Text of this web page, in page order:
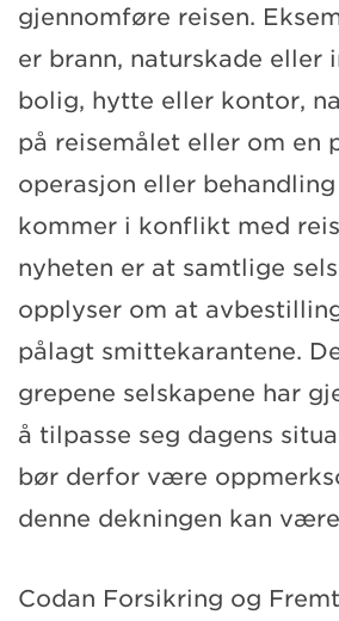
gjennomføre reisen.
er brann, naturskade eller
bolig, hytte eller kontor,
på reisemålet eller om en
operasjon eller
kommer i konflikt med
nyheten er at samtlige
opplyser om at
pålagt smittekarantene.
grepene selskapene har
å tilpasse seg dagens
bør derfor være
denne dekningen kan
Codan Forsikring og